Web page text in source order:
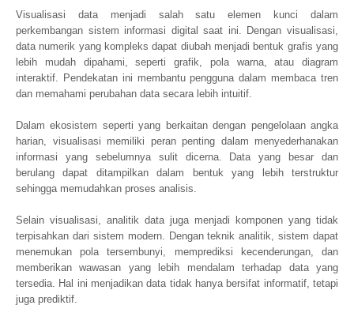
Visualisasi data menjadi salah satu elemen kunci dalam
perkembangan sistem informasi digital saat ini. Dengan visualisasi,
data numerik yang kompleks dapat diubah menjadi bentuk grafis yang
lebih mudah dipahami, seperti grafik, pola warna, atau diagram
interaktif. Pendekatan ini membantu pengguna dalam membaca tren
dan memahami perubahan data secara lebih intuitif.
Dalam ekosistem seperti yang berkaitan dengan pengelolaan angka
harian, visualisasi memiliki peran penting dalam menyederhanakan
informasi yang sebelumnya sulit dicerna. Data yang besar dan
berulang dapat ditampilkan dalam bentuk yang lebih terstruktur
sehingga memudahkan proses analisis.
Selain visualisasi, analitik data juga menjadi komponen yang tidak
terpisahkan dari sistem modern. Dengan teknik analitik, sistem dapat
menemukan pola tersembunyi, memprediksi kecenderungan, dan
memberikan wawasan yang lebih mendalam terhadap data yang
tersedia. Hal ini menjadikan data tidak hanya bersifat informatif, tetapi
juga prediktif.